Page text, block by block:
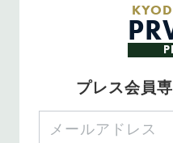
プレス会員